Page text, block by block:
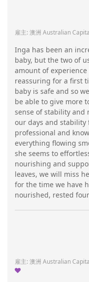
雇主: 澳洲 Australian
Inga has been an
baby, but the two of
amount of
reassuring for a first
baby is safe and so
be able to give more
sense of stability
our days and stability
professional and
everything flowing
she seems to
nourishing and
leaves, we will miss
for the time we have
nourished, rested
雇主: 澳洲 Australian